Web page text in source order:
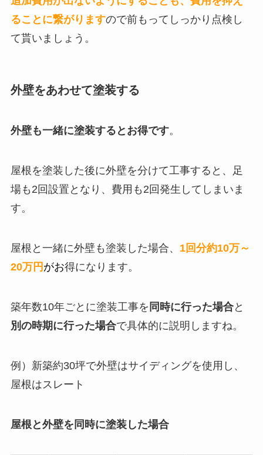
ることに繋がりますので前もってしっかり点検し
て貰いましょう。
外壁をあわせて塗装する
外壁も一緒に塗装するとお得です。
屋根を塗装した後に外壁を分けて工事すると、足
場も2回設置となり、費用も2回発生してしまいま
す。
屋根と一緒に外壁も塗装した場合、 1回分約10万～
20万円 がお得になります。
築年数10年ごとに塗装工事を 同時に行った場合と
別の時期に行った場合で具体的に説明しますね。
例）新築約30坪で外壁はサイディングを使用し、
屋根はスレート
屋根と外壁を同時に塗装した場合